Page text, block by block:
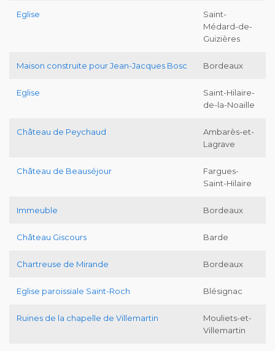
Eglise
Saint-
Médard-de-
Guizières
Maison construite pour Jean-Jacques Bosc Bordeaux
Eglise
Saint-Hilaire-
de-la-Noaille
Château de Peychaud
Ambarès-et-
Lagrave
Château de Beauséjour
Fargues-
Saint-Hilaire
Immeuble Bordeaux
Château Giscours Barde
Chartreuse de Mirande Bordeaux
Eglise paroissiale Saint-Roch Blésignac
Ruines de la chapelle de Villemartin
Mouliets-et-
Villemartin